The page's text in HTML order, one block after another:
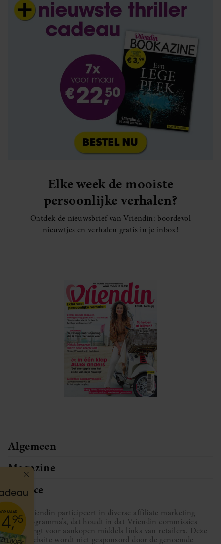
Elke week de mooiste
persoonlijke verhalen?
Ontdek de nieuwsbrief van Vriendin: boordevol
nieuwtjes en verhalen gratis in je inbox!
Algemeen
Magazine
Service
Vriendin participeert in diverse affiliate marketing
programma’s, dat houdt in dat Vriendin commissies
ontvangt voor aankopen middels links van retailers. Deze
website wordt niet gesponsord door de genoemde